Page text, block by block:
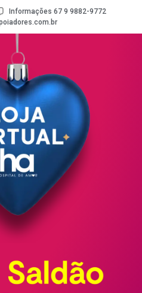
Informações 67 9 9882-9772